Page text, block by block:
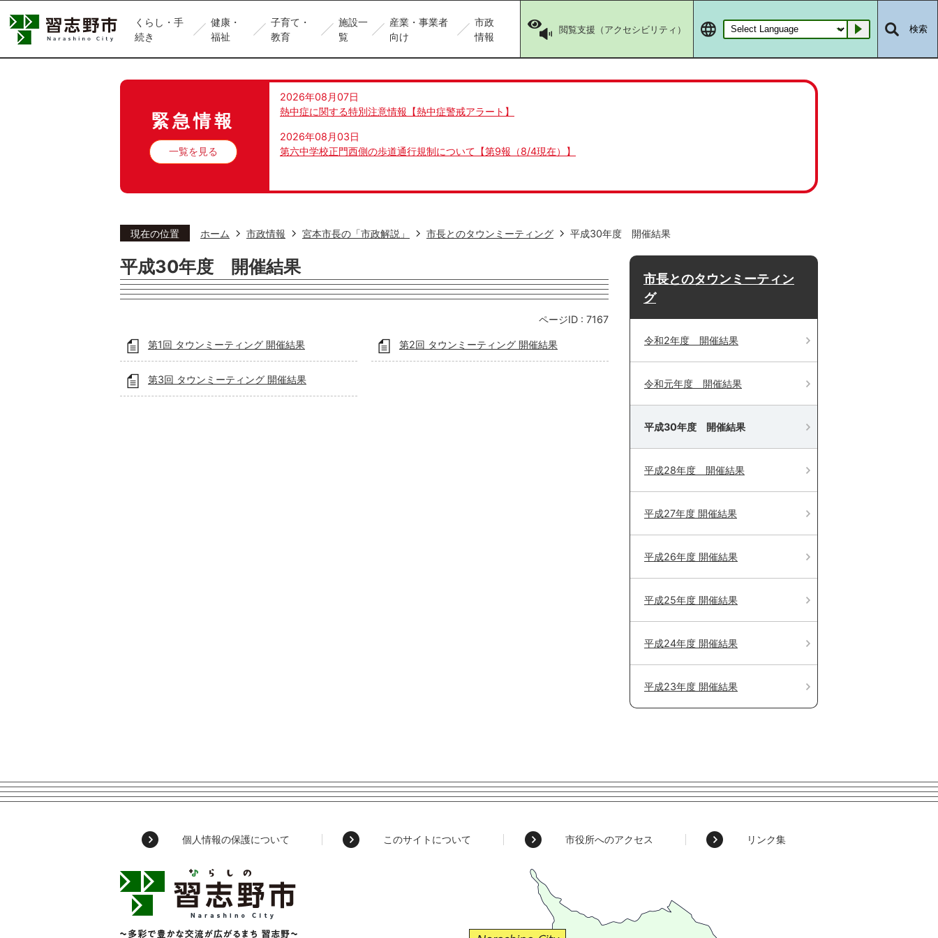
くらし・手
続き
健康・
福祉
子育て・
教育
施設一
覧
産業・事業者
向け
市政
情報
閲覧支援（アクセシビリティ） Go 検索
緊急情報
一覧を見る
2026年08月07日
熱中症に関する特別注意情報【熱中症警戒アラート】
2026年08月03日
第六中学校正門西側の歩道通行規制について【第9報（8/4現在）】
現在の位置 ホーム 市政情報 宮本市長の「市政解説」 市長とのタウンミーティング 平成30年度 開催結果
平成30年度 開催結果
ページID : 7167
第1回 タウンミーティング 開催結果 第2回 タウンミーティング 開催結果
第3回 タウンミーティング 開催結果
市長とのタウンミーティン
グ
令和2年度 開催結果
令和元年度 開催結果
平成30年度 開催結果
平成28年度 開催結果
平成27年度 開催結果
平成26年度 開催結果
平成25年度 開催結果
平成24年度 開催結果
平成23年度 開催結果
個人情報の保護について このサイトについて 市役所へのアクセス リンク集
習
志
Narashino